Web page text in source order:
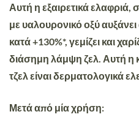
Αυτή η εξαιρετικά
με υαλουρονικό οξύ
κατά +130%*, γεμίζει και
διάσημη λάμψη ζελ. Αυτή
τζελ είναι δερματολογικά
Μετά από μία χρήση: